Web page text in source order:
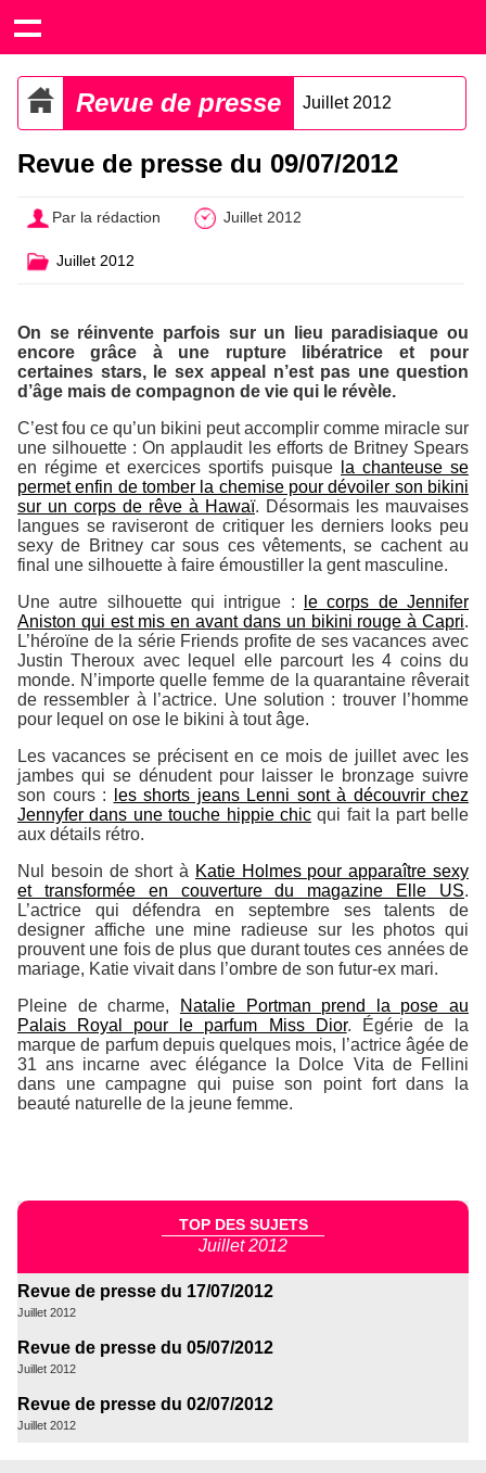
Revue de presse Juillet 2012
Revue de presse du 09/07/2012
Par la rédaction Juillet 2012
Juillet 2012
On se réinvente parfois sur un lieu paradisiaque ou
encore grâce à une rupture libératrice et pour
certaines stars, le sex appeal n’est pas une question
d’âge mais de compagnon de vie qui le révèle.
C’est fou ce qu’un bikini peut accomplir comme miracle sur
une silhouette : On applaudit les efforts de Britney Spears
en régime et exercices sportifs puisque
la chanteuse se
permet enfin de tomber la chemise pour dévoiler son bikini
sur un corps de rêve à Hawaï. Désormais les mauvaises
langues se raviseront de critiquer les derniers looks peu
sexy de Britney car sous ces vêtements, se cachent au
final une silhouette à faire émoustiller la gent masculine.
Une autre silhouette qui intrigue :
le corps de Jennifer
Aniston qui est mis en avant dans un bikini rouge à Capri.
L’héroïne de la série Friends profite de ses vacances avec
Justin Theroux avec lequel elle parcourt les 4 coins du
monde. N’importe quelle femme de la quarantaine rêverait
de ressembler à l’actrice. Une solution : trouver l’homme
pour lequel on ose le bikini à tout âge.
Les vacances se précisent en ce mois de juillet avec les
jambes qui se dénudent pour laisser le bronzage suivre
son cours :
les shorts jeans Lenni sont à découvrir chez
Jennyfer dans une touche hippie chic qui fait la part belle
aux détails rétro.
Nul besoin de short à Katie Holmes pour apparaître sexy
et transformée en couverture du magazine Elle US.
L’actrice qui défendra en septembre ses talents de
designer affiche une mine radieuse sur les photos qui
prouvent une fois de plus que durant toutes ces années de
mariage, Katie vivait dans l’ombre de son futur-ex mari.
Pleine de charme,
Natalie Portman prend la pose au
Palais Royal pour le parfum Miss Dior. Égérie de la
marque de parfum depuis quelques mois, l’actrice âgée de
31 ans incarne avec élégance la Dolce Vita de Fellini
dans une campagne qui puise son point fort dans la
beauté naturelle de la jeune femme.
TOP DES SUJETS
Juillet 2012
Revue de presse du 17/07/2012
Juillet 2012
Revue de presse du 05/07/2012
Juillet 2012
Revue de presse du 02/07/2012
Juillet 2012